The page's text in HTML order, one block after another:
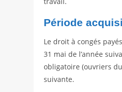
Période
Le droit à congés
31 mai de l’année
obligatoire (ouvriers
suivante.